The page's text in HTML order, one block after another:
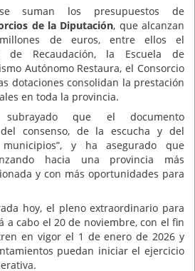
suman los presupuestos de
de la Diputación, que alcanzan
de euros, entre ellos el
de Recaudación, la Escuela de
Autónomo Restaura, el Consorcio
dotaciones consolidan la prestación
en toda la provincia.
que el documento
del consenso, de la escucha y del
y ha asegurado que
hacia una provincia más
y con más oportunidades para
hoy, el pleno extraordinario para
a cabo el 20 de noviembre, con el fin
en vigor el 1 de enero de 2026 y
puedan iniciar el ejercicio